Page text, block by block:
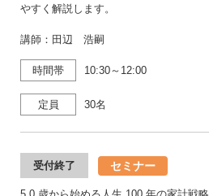
やすく解説します。
講師：田辺 浩嗣
時間帯 10:30～12:00
定員 30名
受付終了 セミナー